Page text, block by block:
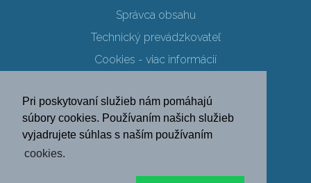
Pri poskytovaní služieb nám pomáhajú
súbory cookies. Používaním našich služieb
vyjadrujete súhlas s naším používaním
cookies.
Správca obsahu
Technický prevádzkovateľ
Cookies - viac informácií
Ochrana osobných údajov
SK EN DE
PL